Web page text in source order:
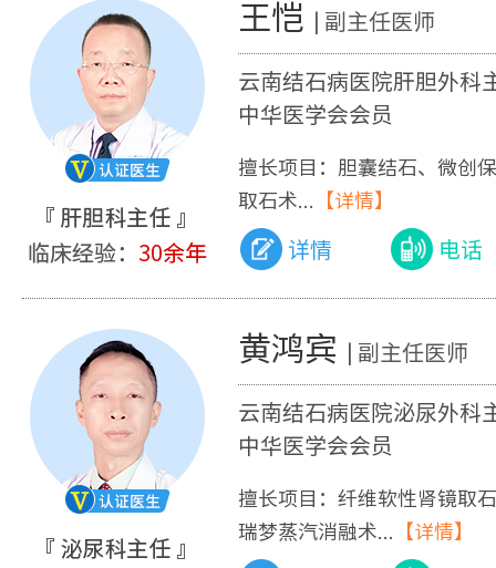
王恺 | 副主任医师
云南结石病医院肝胆外科
中华医学会会员
擅长项目：胆囊结石、微创
取石术...
【详情】
详情 电话
黄鸿宾 | 副主任医师
云南结石病医院泌尿外科
中华医学会会员
擅长项目：纤维软性肾镜取
瑞梦蒸汽消融术...
【详情】